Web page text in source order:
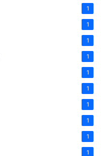
1
1
1
1
1
1
1
1
1
1